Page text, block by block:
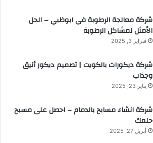
شركة معالجة الرطوبة في ابوظبي – الحل
الأمثل لمشاكل الرطوبة
فبراير 3, 2025
شركة ديكورات بالكويت | تصميم ديكور أنيق
وجذاب
يناير 23, 2025
شركة انشاء مسابح بالدمام – احصل على مسبح
حلمك
أبريل 27, 2025